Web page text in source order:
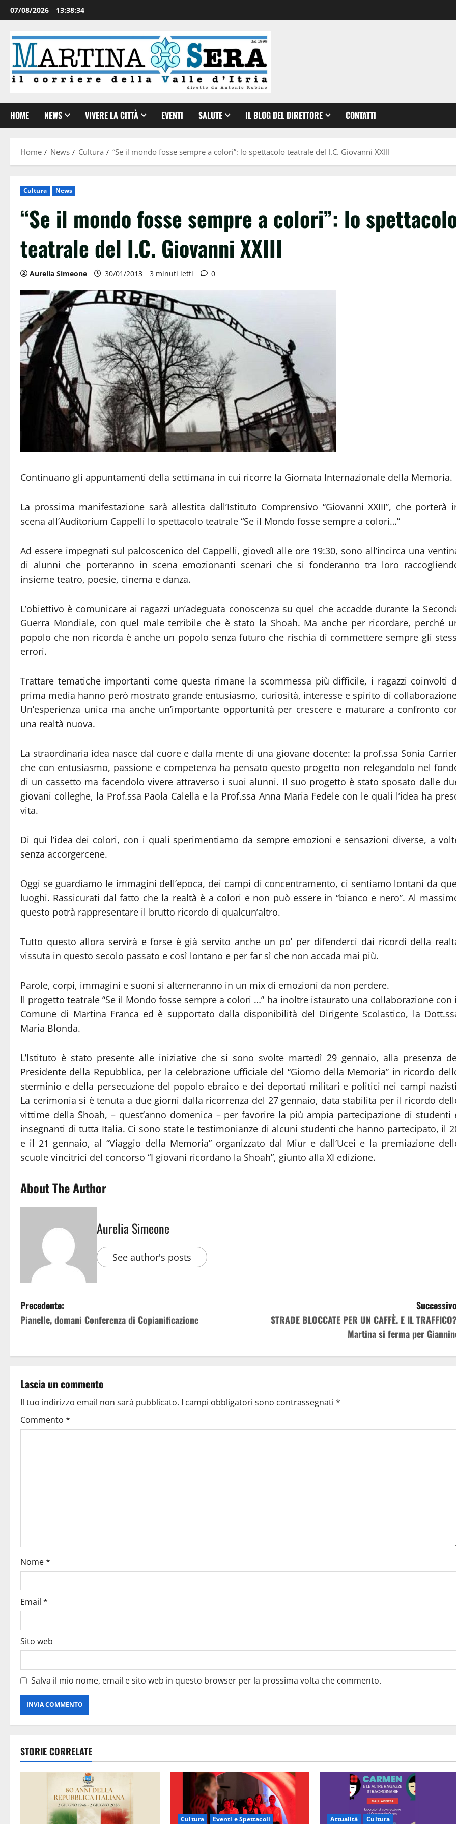
07/08/2026 13:38:34
HOME NEWS VIVERE LA CITTÀ EVENTI SALUTE IL BLOG DEL DIRETTORE CONTATTI
Home News Cultura “Se il mondo fosse sempre a colori”: lo spettacolo teatrale del I.C. Giovanni XXIII
Cultura News
“Se il mondo fosse sempre a colori”: lo
teatrale del I.C. Giovanni XXIII
Aurelia Simeone 30/01/2013 3 minuti letti 0
Continuano gli appuntamenti della settimana in cui ricorre la Giornata Internazionale della Memoria.
La prossima manifestazione sarà allestita dall’Istituto Comprensivo “Giovanni XXIII”, che porterà
scena all’Auditorium Cappelli lo spettacolo teatrale “Se il Mondo fosse sempre a colori…”
Ad essere impegnati sul palcoscenico del Cappelli, giovedì alle ore 19:30, sono all’incirca una
di alunni che porteranno in scena emozionanti scenari che si fonderanno tra loro
insieme teatro, poesie, cinema e danza.
L’obiettivo è comunicare ai ragazzi un’adeguata conoscenza su quel che accadde durante la
Guerra Mondiale, con quel male terribile che è stato la Shoah. Ma anche per ricordare, perché
popolo che non ricorda è anche un popolo senza futuro che rischia di commettere sempre gli
errori.
Trattare tematiche importanti come questa rimane la scommessa più difficile, i ragazzi coinvolti
prima media hanno però mostrato grande entusiasmo, curiosità, interesse e spirito di
Un’esperienza unica ma anche un’importante opportunità per crescere e maturare a confronto
una realtà nuova.
La straordinaria idea nasce dal cuore e dalla mente di una giovane docente: la prof.ssa Sonia
che con entusiasmo, passione e competenza ha pensato questo progetto non relegandolo nel
di un cassetto ma facendolo vivere attraverso i suoi alunni. Il suo progetto è stato sposato dalle
giovani colleghe, la Prof.ssa Paola Calella e la Prof.ssa Anna Maria Fedele con le quali l’idea ha
vita.
Di qui l’idea dei colori, con i quali sperimentiamo da sempre emozioni e sensazioni diverse, a
senza accorgercene.
Oggi se guardiamo le immagini dell’epoca, dei campi di concentramento, ci sentiamo lontani da
luoghi. Rassicurati dal fatto che la realtà è a colori e non può essere in “bianco e nero”. Al
questo potrà rappresentare il brutto ricordo di qualcun’altro.
Tutto questo allora servirà e forse è già servito anche un po’ per difenderci dai ricordi della
vissuta in questo secolo passato e così lontano e per far sì che non accada mai più.
Parole, corpi, immagini e suoni si alterneranno in un mix di emozioni da non perdere.
Il progetto teatrale “Se il Mondo fosse sempre a colori …” ha inoltre istaurato una collaborazione con
Comune di Martina Franca ed è supportato dalla disponibilità del Dirigente Scolastico, la
Maria Blonda.
L’Istituto è stato presente alle iniziative che si sono svolte martedì 29 gennaio, alla presenza
Presidente della Repubblica, per la celebrazione ufficiale del “Giorno della Memoria” in ricordo
sterminio e della persecuzione del popolo ebraico e dei deportati militari e politici nei campi
La cerimonia si è tenuta a due giorni dalla ricorrenza del 27 gennaio, data stabilita per il ricordo
vittime della Shoah, – quest’anno domenica – per favorire la più ampia partecipazione di studenti
insegnanti di tutta Italia. Ci sono state le testimonianze di alcuni studenti che hanno partecipato, il
e il 21 gennaio, al “Viaggio della Memoria” organizzato dal Miur e dall’Ucei e la premiazione
scuole vincitrici del concorso “I giovani ricordano la Shoah”, giunto alla XI edizione.
About The Author
Aurelia Simeone
See author's posts
Precedente:
Pianelle, domani Conferenza di Copianificazione
STRADE BLOCCATE PER UN CAFFÈ. E IL
Martina si ferma per
Lascia un commento
Il tuo indirizzo email non sarà pubblicato. I campi obbligatori sono contrassegnati *
Commento *
Nome*
Email *
Sito web
Salva il mio nome, email e sito web in questo browser per la prossima volta che commento.
STORIE CORRELATE
Cultura Eventi e Spettacoli Attualità Cultura